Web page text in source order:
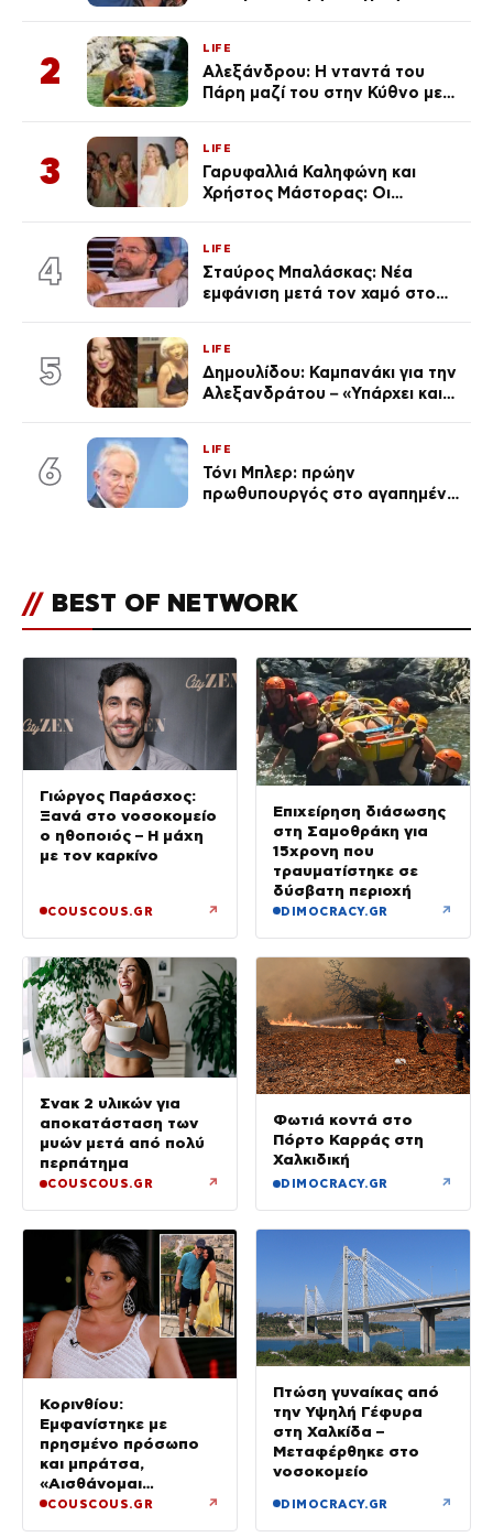
Λένας
2
LIFE
Αλεξάνδρου: Η νταντά του
Πάρη μαζί του στην Κύθνο με
3
LIFE
Γαρυφαλλιά Καληφώνη και
Χρήστος Μάστορας: Οι
απαρατήρητη
4
LIFE
Σταύρος Μπαλάσκας: Νέα
εμφάνιση μετά τον χαμό στο
5
LIFE
Δημουλίδου: Καμπανάκι για την
Αλεξανδράτου – «Υπάρχει και
6
LIFE
Τόνι Μπλερ: πρώην
πρωθυπουργός στο αγαπημένο
// BEST OF NETWORK
Γιώργος Παράσχος:
Ξανά στο νοσοκομείο
ο ηθοποιός – Η μάχη
με τον καρκίνο
COUSCOUS.GR ↗
Επιχείρηση διάσωσης
στη Σαμοθράκη για
15χρονη που
τραυματίστηκε σε
δύσβατη περιοχή
DIMOCRACY.GR ↗
Σνακ 2 υλικών για
αποκατάσταση των
μυών μετά από πολύ
περπάτημα
COUSCOUS.GR ↗
Φωτιά κοντά στο
Πόρτο Καρράς στη
Χαλκιδική
DIMOCRACY.GR ↗
Κορινθίου:
Εμφανίστηκε με
πρησμένο πρόσωπο
και μπράτσα,
«Αισθάνομαι
μπουχτισμένη»
COUSCOUS.GR ↗
Πτώση γυναίκας από
την Υψηλή Γέφυρα
στη Χαλκίδα –
Μεταφέρθηκε στο
νοσοκομείο
DIMOCRACY.GR ↗